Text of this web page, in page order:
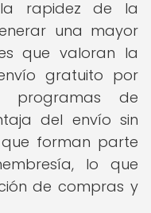
rapidez de la
una mayor
que valoran la
gratuito por
programas de
del envío sin
forman parte
lo que
de compras y